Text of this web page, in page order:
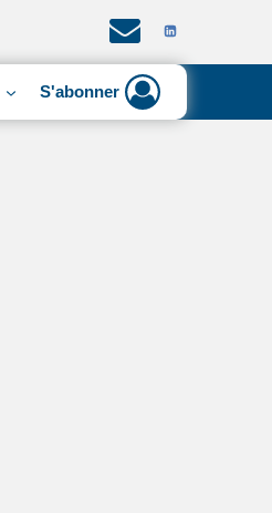
S'abonner